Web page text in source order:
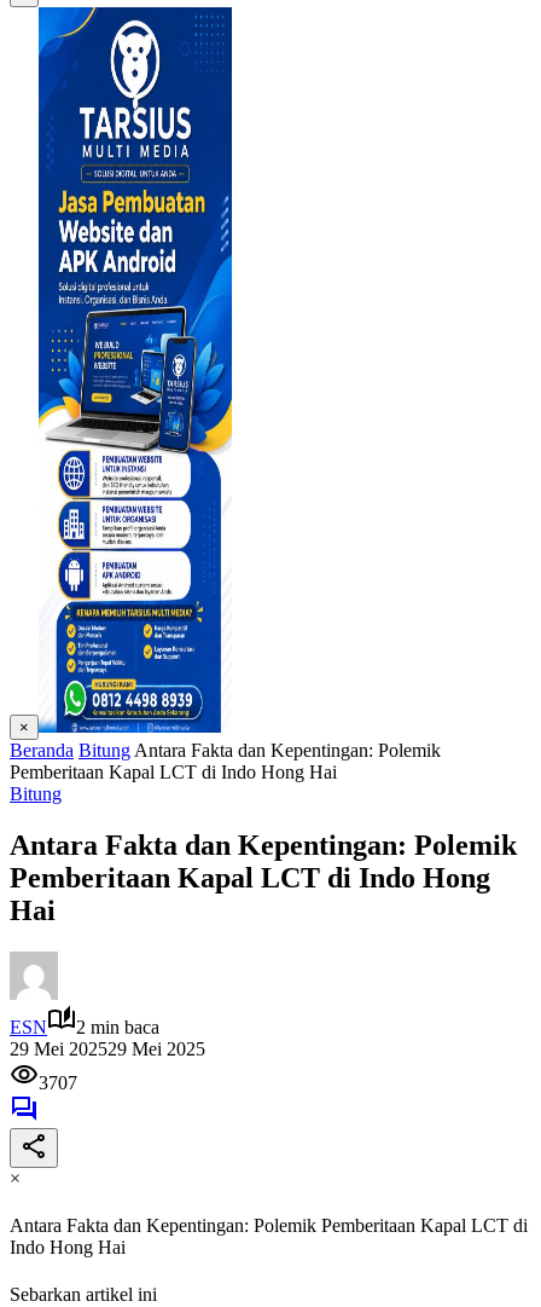
×
Beranda Bitung Antara Fakta dan Kepentingan: Polemik
Pemberitaan Kapal LCT di Indo Hong Hai
Bitung
Antara Fakta dan Kepentingan: Polemik
Pemberitaan Kapal LCT di Indo Hong
Hai
ESN
2 min baca
29 Mei 202529 Mei 2025
3707
×
Antara Fakta dan Kepentingan: Polemik Pemberitaan Kapal LCT di
Indo Hong Hai
Sebarkan artikel ini